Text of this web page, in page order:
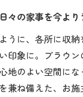
々の家事を今より
うに、各所に収納
印象に。ブラウ
地のよい空間にな
兼ね備えた、お